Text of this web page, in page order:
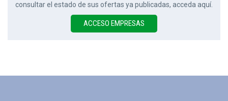
consultar el estado de sus ofertas ya publicadas, acceda aquí.